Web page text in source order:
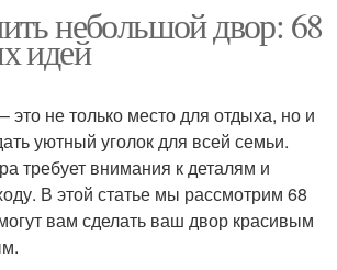
небольшой двор: 68
идей
не только место для отдыха, но и
уютный уголок для всей семьи.
требует внимания к деталям и
В этой статье мы рассмотрим 68
вам сделать ваш двор красивым